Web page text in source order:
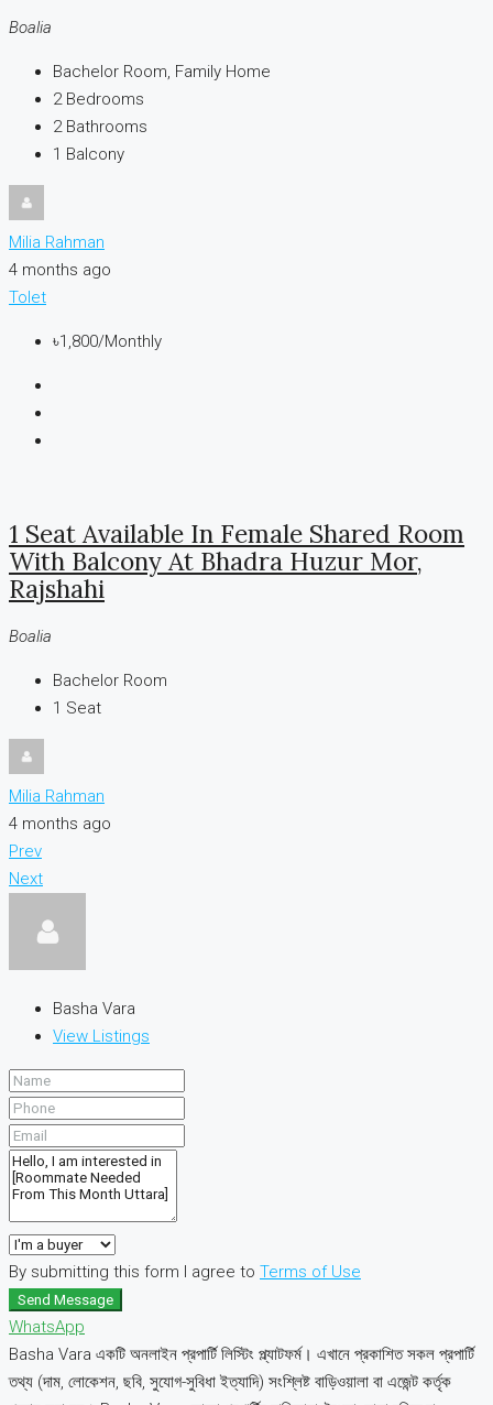
Boalia
Bachelor Room, Family Home
2 Bedrooms
2 Bathrooms
1 Balcony
Milia Rahman
4 months ago
Tolet
৳1,800/Monthly
1 Seat Available In Female Shared Room
With Balcony At Bhadra Huzur Mor,
Rajshahi
Boalia
Bachelor Room
1 Seat
Milia Rahman
4 months ago
Prev
Next
Basha Vara
View Listings
By submitting this form I agree to Terms of Use
Send Message
WhatsApp
Basha Vara একটি অনলাইন প্রপার্টি লিস্টিং প্ল্যাটফর্ম। এখানে প্রকাশিত সকল প্রপার্টি
তথ্য (দাম, লোকেশন, ছবি, সুযোগ-সুবিধা ইত্যাদি) সংশ্লিষ্ট বাড়িওয়ালা বা এজেন্ট কর্তৃক